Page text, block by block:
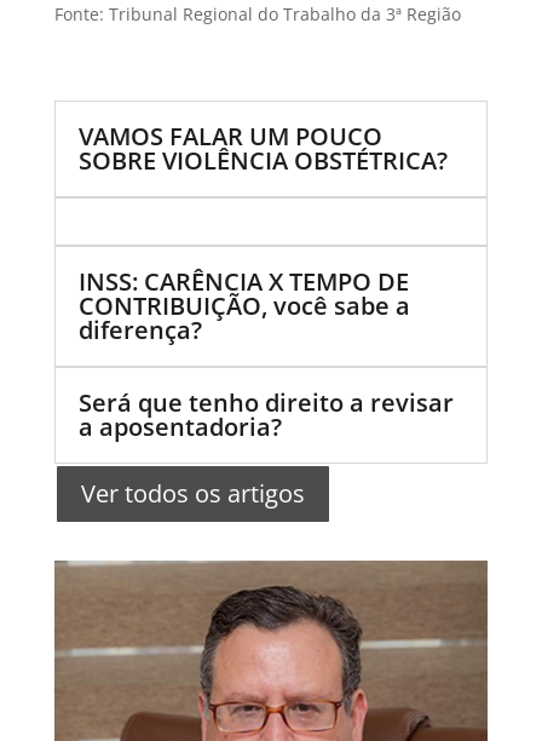
Fonte: Tribunal Regional do Trabalho da 3ª Região
VAMOS FALAR UM POUCO
SOBRE VIOLÊNCIA OBSTÉTRICA?
INSS: CARÊNCIA X TEMPO DE
CONTRIBUIÇÃO, você sabe a
diferença?
Será que tenho direito a revisar
a aposentadoria?
Ver todos os artigos